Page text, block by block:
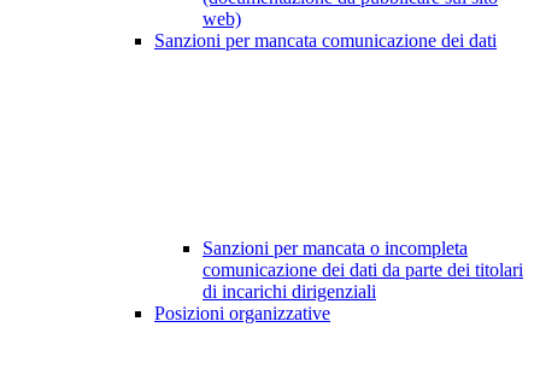
web)
Sanzioni per mancata comunicazione dei dati
Sanzioni per mancata o incompleta
comunicazione dei dati da parte dei titolari
di incarichi dirigenziali
Posizioni organizzative